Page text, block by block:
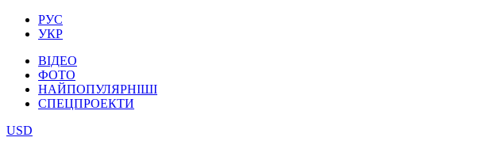
РУС
УКР
ВІДЕО
ФОТО
НАЙПОПУЛЯРНІШІ
СПЕЦПРОЕКТИ
USD